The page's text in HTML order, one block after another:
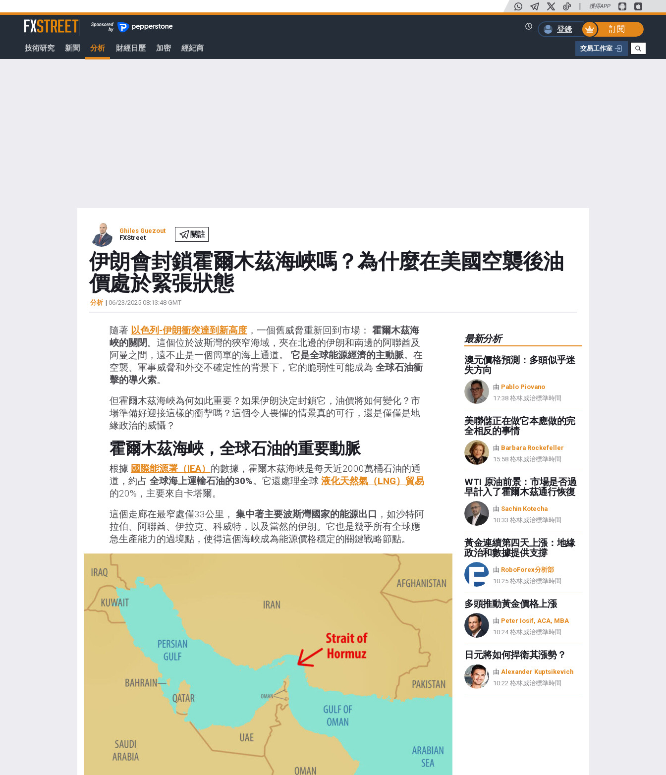
至
容
| 獲得APP
FXStreet
登錄
訂閱
技術研究 新聞 分析 財經日歷 加密 經紀商 交易工作室
Ghiles Guezout
FXStreet
關註
伊朗會封鎖霍爾木茲海峽嗎？為什麼在美國空襲後油
價處於緊張狀態
分析 | 06/23/2025 08:13:48 GMT
隨著 以色列-伊朗衝突達到新高度，一個舊威脅重新回到市場： 霍爾木茲海
峽的關閉。這個位於波斯灣的狹窄海域，夾在北邊的伊朗和南邊的阿聯酋及
阿曼之間，遠不止是一個簡單的海上通道。 它是全球能源經濟的主動脈。在
空襲、軍事威脅和外交不確定性的背景下，它的脆弱性可能成為 全球石油衝
擊的導火索。
但霍爾木茲海峽為何如此重要？如果伊朗決定封鎖它，油價將如何變化？市
場準備好迎接這樣的衝擊嗎？這個令人畏懼的情景真的可行，還是僅僅是地
緣政治的威懾？
霍爾木茲海峽，全球石油的重要動脈
根據 國際能源署（IEA） 的數據，霍爾木茲海峽是每天近2000萬桶石油的通
道，約占 全球海上運輸石油的30%。它還處理全球 液化天然氣（LNG）貿易
的20%，主要來自卡塔爾。
這個走廊在最窄處僅33公里， 集中著主要波斯灣國家的能源出口 ，如沙特阿
拉伯、阿聯酋、伊拉克、科威特，以及當然的伊朗。它也是幾乎所有全球應
急生產能力的過境點，使得這個海峽成為能源價格穩定的關鍵戰略節點。
最新分析
澳元價格預測：多頭似乎迷
失方向
由 Pablo Piovano
17:38 格林威治標準時間
美聯儲正在做它本應做的完
全相反的事情
由 Barbara Rockefeller
15:58 格林威治標準時間
WTI 原油前景：市場是否過
早計入了霍爾木茲通行恢復
由 Sachin Kotecha
10:33 格林威治標準時間
黃金連續第四天上漲：地緣
政治和數據提供支撐
由 RoboForex分析部
10:25 格林威治標準時間
多頭推動黃金價格上漲
由 Peter Iosif, ACA, MBA
10:24 格林威治標準時間
日元將如何捍衛其漲勢？
由 Alexander Kuptsikevich
10:22 格林威治標準時間